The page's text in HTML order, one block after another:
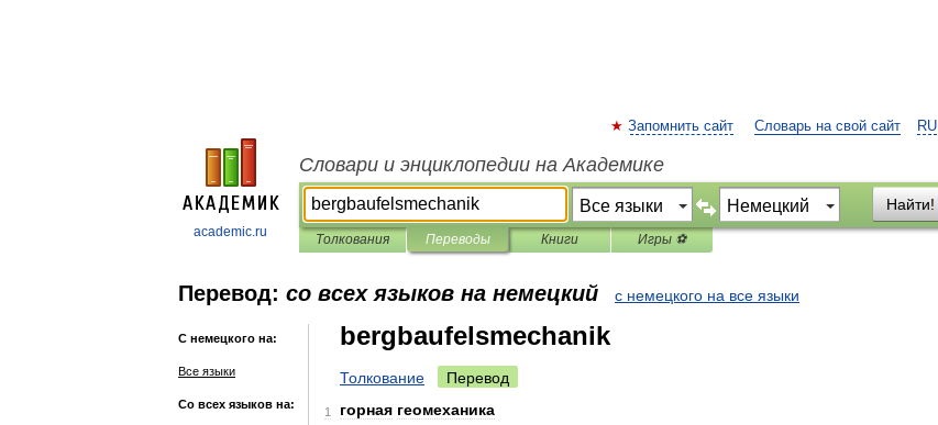
academic.ru
RU
Запомнить сайт Словарь на свой сайт
Словари и энциклопедии на Академике
Найти!
Толкования Переводы Книги Игры ⚽
Перевод: со всех языков на немецкий с немецкого на все языки
С немецкого на:
Все языки
Со всех языков на:
bergbaufelsmechanik
Толкование Перевод
1 горная геомеханика